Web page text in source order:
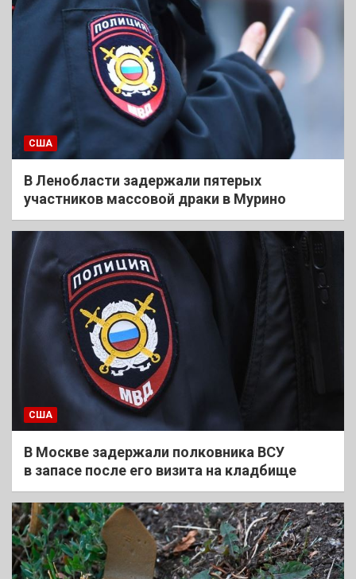
США
В Ленобласти задержали пятерых
участников массовой драки в Мурино
США
В Москве задержали полковника ВСУ
в запасе после его визита на кладбище